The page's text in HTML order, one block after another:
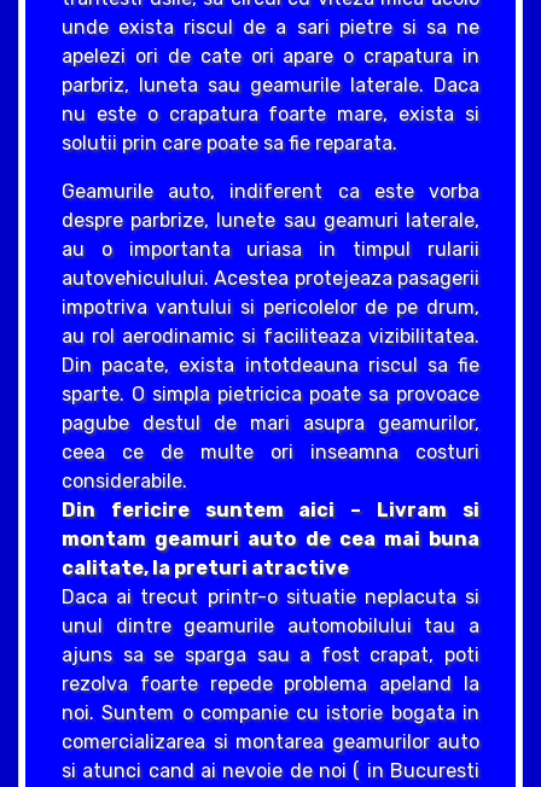
unde exista riscul de a sari pietre si sa ne
apelezi ori de cate ori apare o crapatura in
parbriz, luneta sau geamurile laterale. Daca
nu este o crapatura foarte mare, exista si
solutii prin care poate sa fie reparata.
Geamurile auto, indiferent ca este vorba
despre parbrize, lunete sau geamuri laterale,
au o importanta uriasa in timpul rularii
autovehiculului. Acestea protejeaza pasagerii
impotriva vantului si pericolelor de pe drum,
au rol aerodinamic si faciliteaza vizibilitatea.
Din pacate, exista intotdeauna riscul sa fie
sparte. O simpla pietricica poate sa provoace
pagube destul de mari asupra geamurilor,
ceea ce de multe ori inseamna costuri
considerabile.
Din fericire suntem aici – Livram si
montam geamuri auto de cea mai buna
calitate, la preturi atractive
Daca ai trecut printr-o situatie neplacuta si
unul dintre geamurile automobilului tau a
ajuns sa se sparga sau a fost crapat, poti
rezolva foarte repede problema apeland la
noi. Suntem o companie cu istorie bogata in
comercializarea si montarea geamurilor auto
si atunci cand ai nevoie de noi ( in Bucuresti